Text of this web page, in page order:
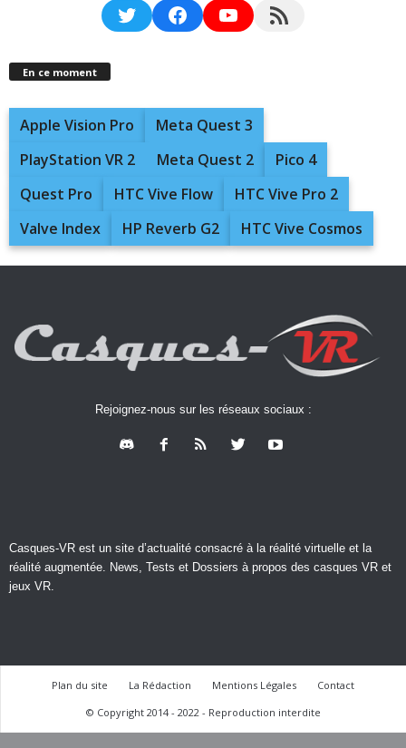
TwitterFacebookYouTubeRSS Feed
En ce moment
Apple Vision Pro
Meta Quest 3
PlayStation VR 2
Meta Quest 2
Pico 4
Quest Pro
HTC Vive Flow
HTC Vive Pro 2
Valve Index
HP Reverb G2 HTC Vive Cosmos
Rejoignez-nous sur les réseaux sociaux :
Casques-VR est un site d’actualité consacré à la réalité virtuelle et la
réalité augmentée. News, Tests et Dossiers à propos des casques VR et
jeux VR.
Plan du site La Rédaction Mentions Légales
Contact
© Copyright 2014 - 2022 - Reproduction interdite